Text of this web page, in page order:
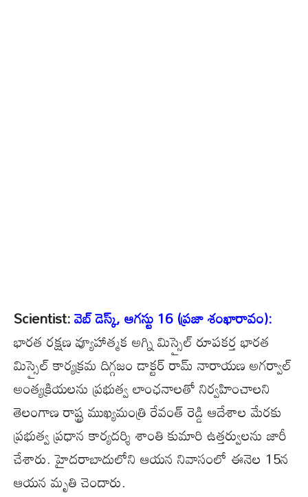
Scientist:వెబ్ డెస్క్, ఆగస్టు 16 (ప్రజా శంఖారావం):
భారత రక్షణ వ్యూహాత్మక అగ్ని మిస్సైల్ రూపకర్త భారత
మిస్సైల్ కార్యక్రమ దిగ్గజం డాక్టర్ రామ్ నారాయణ అగర్వాల్
అంత్యక్రియలను ప్రభుత్వ లాంఛనాలతో నిర్వహించాలని
తెలంగాణ రాష్ట్ర ముఖ్యమంత్రి రేవంత్ రెడ్డి ఆదేశాల మేరకు
ప్రభుత్వ ప్రధాన కార్యదర్శి శాంతి కుమారి ఉత్తర్వులను జారీ
చేశారు. హైదరాబాదులోని ఆయన నివాసంలో ఈనెల 15న
ఆయన మృతి చెందారు.